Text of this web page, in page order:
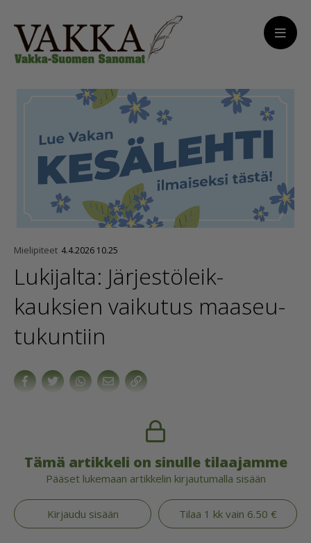
Mielipiteet 4.4.2026 10.25
Lukijalta: Järjes­tö­leik­
kauksien vaikutus maaseu­
tu­kuntiin
Tämä artikkeli on sinulle tilaajamme
Pääset lukemaan artikkelin kirjautumalla sisään
Kirjaudu sisään Tilaa 1 kk vain 6.50 €